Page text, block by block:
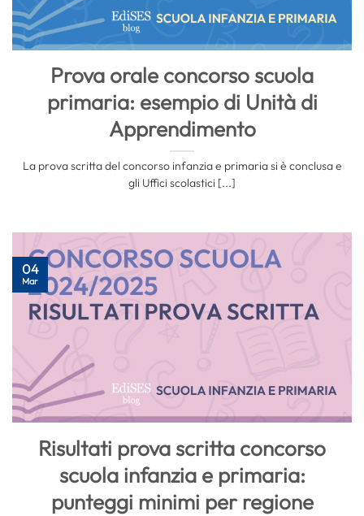
Prova orale concorso scuola
primaria: esempio di Unità di
Apprendimento
La prova scritta del concorso infanzia e primaria si è conclusa e
gli Uffici scolastici [...]
Risultati prova scritta concorso
scuola infanzia e primaria:
punteggi minimi per regione
04
Mar